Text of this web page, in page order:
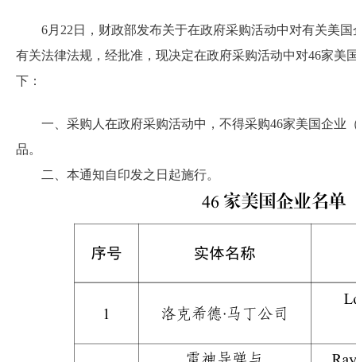
6月22日，财政部发布关于在政府采购活动中对有关美国
有关法律法规，经批准，现决定在政府采购活动中对46家美
下：
一、采购人在政府采购活动中，不得采购46家美国企业
品。
二、本通知自印发之日起施行。